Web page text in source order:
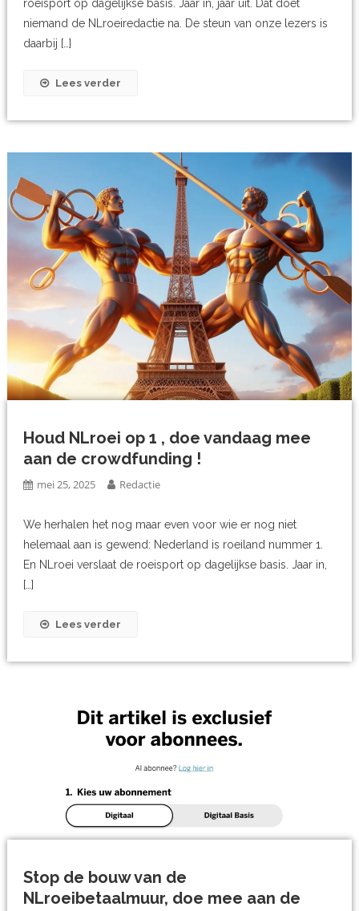
roeisport op dagelijkse basis. Jaar in, jaar uit. Dat doet
niemand de NLroeiredactie na. De steun van onze lezers is
daarbij […]
Lees verder
Houd NLroei op 1 , doe vandaag mee
aan de crowdfunding !
mei 25, 2025 Redactie
We herhalen het nog maar even voor wie er nog niet
helemaal aan is gewend: Nederland is roeiland nummer 1.
En NLroei verslaat de roeisport op dagelijkse basis. Jaar in,
[…]
Lees verder
Stop de bouw van de
NLroeibetaalmuur, doe mee aan de